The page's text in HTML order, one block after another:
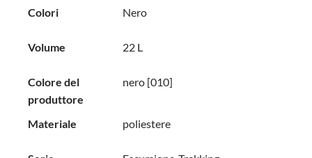
Colori Nero
Volume 22 L
Colore del
produttore
nero [010]
Materiale poliestere